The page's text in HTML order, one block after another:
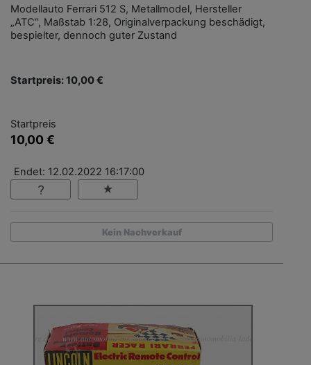
Modellauto Ferrari 512 S, Metallmodel, Hersteller
„ATC“, Maßstab 1:28, Originalverpackung beschädigt,
bespielter, dennoch guter Zustand
Startpreis: 10,00 €
Startpreis
10,00 €
Endet: 12.02.2022 16:17:00
Kein Nachverkauf